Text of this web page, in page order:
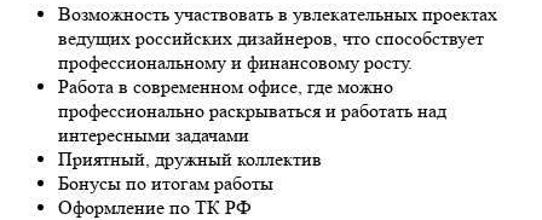
Возможность участвовать в увлекательных проектах
ведущих российских дизайнеров, что способствует
профессиональному и финансовому росту.
Работа в современном офисе, где можно
профессионально раскрываться и работать над
интересными задачами
Приятный, дружный коллектив
Бонусы по итогам работы
Оформление по ТК РФ